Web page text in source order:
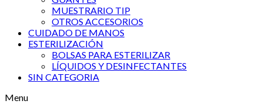
MUESTRARIO TIP
OTROS ACCESORIOS
CUIDADO DE MANOS
ESTERILIZACIÓN
BOLSAS PARA ESTERILIZAR
LÍQUIDOS Y DESINFECTANTES
SIN CATEGORIA
Menu